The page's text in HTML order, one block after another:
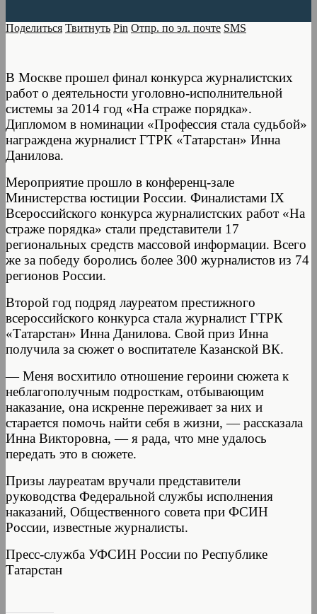
Поделиться Твитнуть Pin Отпр. по эл. почте SMS
В Москве прошел финал конкурса журналистских
работ о деятельности уголовно-исполнительной
системы за 2014 год «На страже порядка».
Дипломом в номинации «Профессия стала судьбой»
награждена журналист ГТРК «Татарстан» Инна
Данилова.
Мероприятие прошло в конференц-зале
Министерства юстиции России. Финалистами IX
Всероссийского конкурса журналистских работ «На
страже порядка» стали представители 17
региональных средств массовой информации. Всего
же за победу боролись более 300 журналистов из 74
регионов России.
Второй год подряд лауреатом престижного
всероссийского конкурса стала журналист ГТРК
«Татарстан» Инна Данилова. Свой приз Инна
получила за сюжет о воспитателе Казанской ВК.
— Меня восхитило отношение героини сюжета к
неблагополучным подросткам, отбывающим
наказание, она искренне переживает за них и
старается помочь найти себя в жизни, — рассказала
Инна Викторовна, — я рада, что мне удалось
передать это в сюжете.
Призы лауреатам вручали представители
руководства Федеральной службы исполнения
наказаний, Общественного совета при ФСИН
России, известные журналисты.
Пресс-служба УФСИН России по Республике
Татарстан